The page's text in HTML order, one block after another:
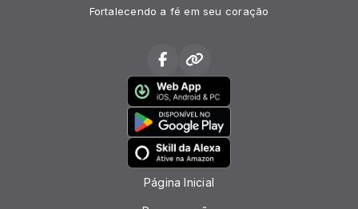
Fortalecendo a fé em seu coração
Página Inicial